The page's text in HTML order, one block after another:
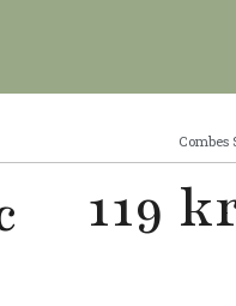
Combes
119